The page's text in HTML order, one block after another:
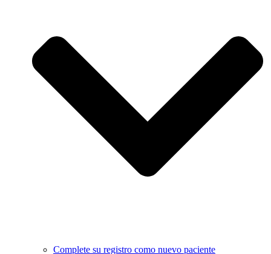
Complete su registro como nuevo paciente